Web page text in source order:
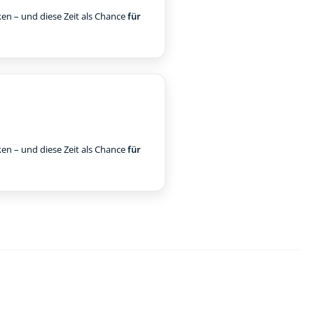
– und diese Zeit als Chancefür
– und diese Zeit als Chancefür